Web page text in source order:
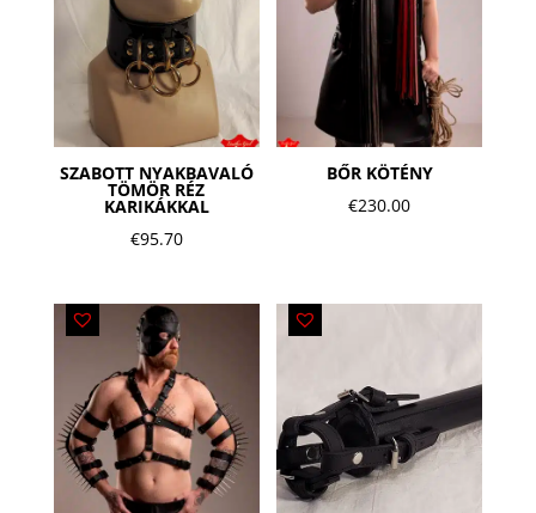
SZABOTT NYAKBAVALÓ
TÖMÖR RÉZ
KARIKÁKKAL
€95.70
BŐR KÖTÉNY
€230.00